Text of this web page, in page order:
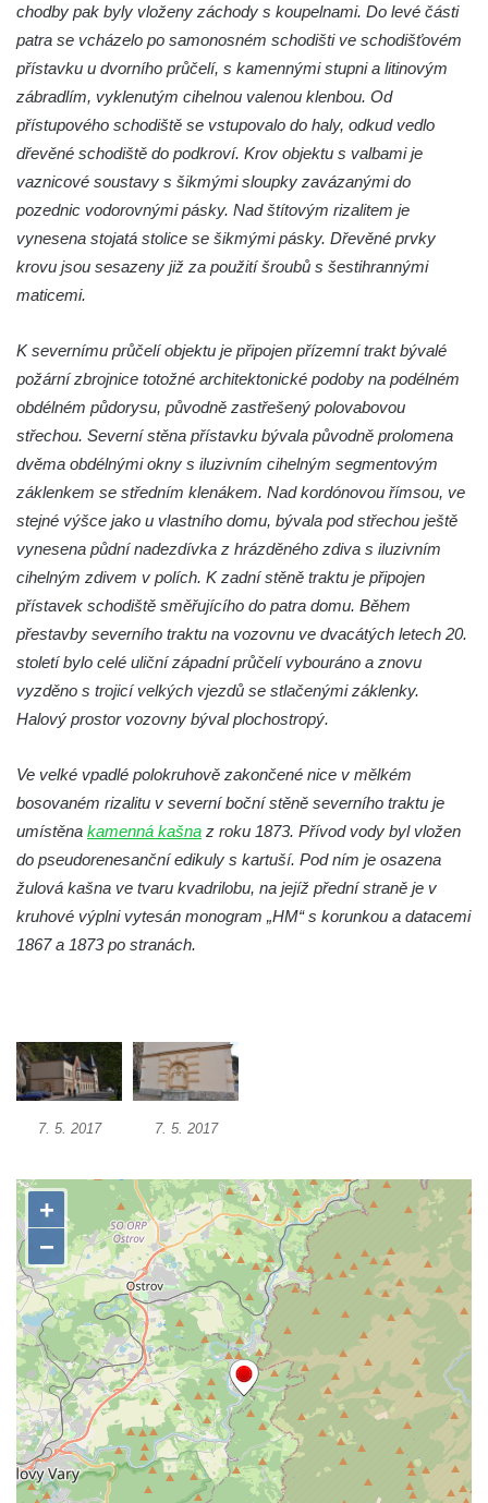
Bytex, pondělí 26/3/2012
Bytex, neděle 25/3/2012
Bytex, sobota 24/3/2012 (doplněno)
Bytex do půl roku zmizí z mapy Rumburku
chodby pak byly vloženy záchody s koupelnami. Do levé části
patra se vcházelo po samonosném schodišti ve schodišťovém
přístavku u dvorního průčelí, s kamennými stupni a litinovým
zábradlím, vyklenutým cihelnou valenou klenbou. Od
přístupového schodiště se vstupovalo do haly, odkud vedlo
dřevěné schodiště do podkroví. Krov objektu s valbami je
vaznicové soustavy s šikmými sloupky zavázanými do
pozednic vodorovnými pásky. Nad štítovým rizalitem je
vynesena stojatá stolice se šikmými pásky. Dřevěné prvky
krovu jsou sesazeny již za použití šroubů s šestihrannými
maticemi.
K severnímu průčelí objektu je připojen přízemní trakt bývalé
požární zbrojnice totožné architektonické podoby na podélném
obdélném půdorysu, původně zastřešený polovabovou
střechou. Severní stěna přístavku bývala původně prolomena
dvěma obdélnými okny s iluzivním cihelným segmentovým
záklenkem se středním klenákem. Nad kordónovou římsou, ve
stejné výšce jako u vlastního domu, bývala pod střechou ještě
vynesena půdní nadezdívka z hrázděného zdiva s iluzivním
cihelným zdivem v polích. K zadní stěně traktu je připojen
přístavek schodiště směřujícího do patra domu. Během
přestavby severního traktu na vozovnu ve dvacátých letech 20.
století bylo celé uliční západní průčelí vybouráno a znovu
vyzděno s trojicí velkých vjezdů se stlačenými záklenky.
Halový prostor vozovny býval plochostropý.
Ve velké vpadlé polokruhově zakončené nice v mělkém
bosovaném rizalitu v severní boční stěně severního traktu je
umístěna kamenná kašna z roku 1873. Přívod vody byl vložen
do pseudorenesanční edikuly s kartuší. Pod ním je osazena
žulová kašna ve tvaru kvadrilobu, na jejíž přední straně je v
kruhové výplni vytesán monogram „HM“ s korunkou a datacemi
1867 a 1873 po stranách.
7. 5. 2017 7. 5. 2017